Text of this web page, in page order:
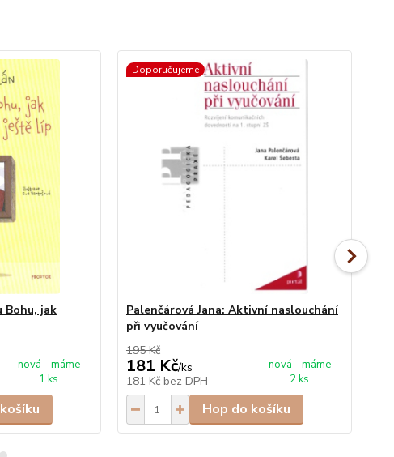
Bohu, jak
nová - máme
1 ks
Doporučujeme
Palenčárová Jana: Aktivní naslouchání
při vyučování
195 Kč
181 Kč/ks
181 Kč bez DPH
nová - máme
2 ks
Hop do košíku